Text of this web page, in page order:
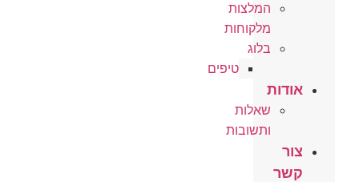
המלצות
מלקוחות
בלוג
טיפים
אודות
שאלות
ותשובות
צור
קשר